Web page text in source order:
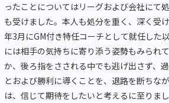
ったことについてはリーグおよび会社にて
も受けました。本人も処分を重く、深く受
年3月にGM付き特任コーチとして就任した
には相手の気持ちに寄り添う姿勢もみられ
か、後ろ指をさされる中でも逃げ出さず、
とおよび勝利に導くことを、退路を断ちな
は、信じて期待をしたいと考えるに至りまし